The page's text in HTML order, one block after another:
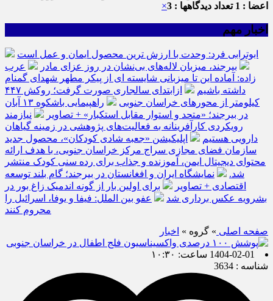
اعضا : 1
تعداد دیدگاهها : 3 ×
اخبار مهم
ابوترابی فرد: وحدت با ارزش ترین محصول ایمان و عمل است
بیرجند، میزبان لاله‌های بی‌نشان در روز عزای مادر
عرب
زاده: آماده این تا میزبانی شایسته ای از پیکر مطهر شهدای گمنام
داشته باشیم
ازابتدای سالجاری صورت گرفت؛ روکش ۴۴۷
کیلومتر از محورهای خراسان جنوبی
راهپیمایی باشکوه ۱۳ آبان
در بیرجند؛ «متحد و استوار مقابل استکبار» + تصاویر
نیازمند
رویکردی کارآفرینانه به فعالیت‌های پژوهشی در زمینه گیاهان
دارویی هستیم
اپلیکیشن «جعبه شادی کودکان»، محصول جدید
سازمان فضای مجازی سراج مرکز خراسان جنوبی، با هدف ارائه
محتوای دیجیتال ایمن، آموزنده و جذاب برای رده سنی کودک منتشر
شد.
نمایشگاه ایران و افغانستان در بیرجند؛ گام بلند توسعه
اقتصادی + تصاویر
برای اولین بار از گونه اندمیک زاغ بور در
بشرویه عکس برداری شد
عفو بین الملل: فیفا و یوفا، اسرائیل را
محروم کنند
صفحه اصلی » گروه » اخبار
1404-02-01 ساعت: ۱۰:۳۰
شناسه : 3634